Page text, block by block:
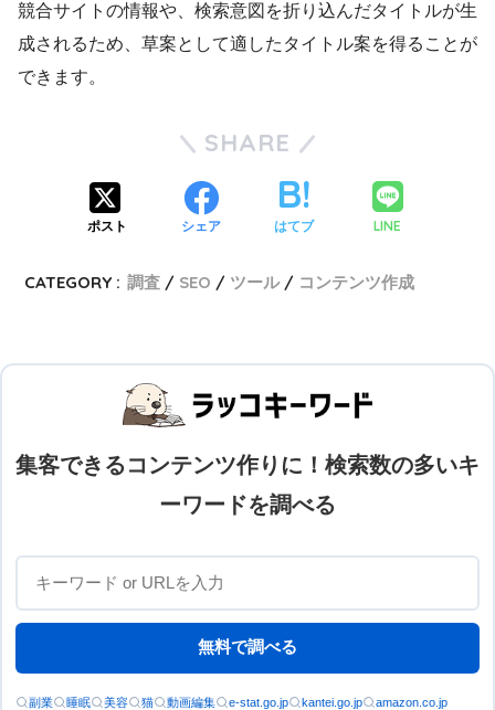
競合サイトの情報や、検索意図を折り込んだタイトルが生
成されるため、草案として適したタイトル案を得ることが
できます。
SHARE
ポスト シェア はてブ LINE
CATEGORY : 調査 SEO ツール コンテンツ作成
集客できるコンテンツ作りに！検索数の多いキ
ーワードを調べる
無料で調べる
副業 睡眠 美容 猫 動画編集 e-stat.go.jp kantei.go.jp amazon.co.jp